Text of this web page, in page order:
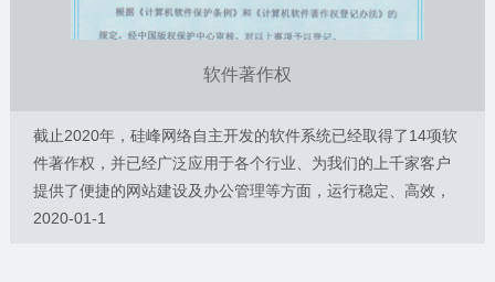
软件著作权
截止2020年，硅峰网络自主开发的软件系统已经取得了14项软
件著作权，并已经广泛应用于各个行业、为我们的上千家客户
提供了便捷的网站建设及办公管理等方面，运行稳定、高效，
并每年不断优化更新中。
2020-01-1